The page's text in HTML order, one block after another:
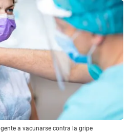
a vacunarse contra la gripe